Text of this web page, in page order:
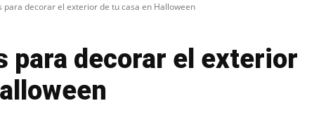
para decorar el exterior de tu casa en Halloween
para decorar el exterior